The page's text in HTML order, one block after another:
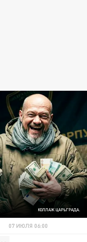
КОЛЛАЖ ЦАРЬГРАДА.
07 ИЮЛЯ 06:00